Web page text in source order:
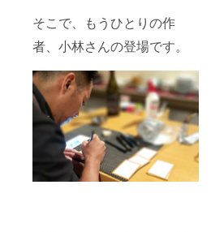
そこで、もうひとりの作
者、小林さんの登場です。